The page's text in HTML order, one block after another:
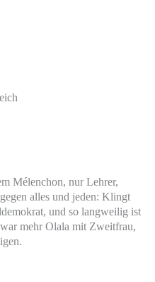
Mélenchon, nur Lehrer,
alles und jeden: Klingt
und so langweilig ist
mehr Olala mit Zweitfrau,